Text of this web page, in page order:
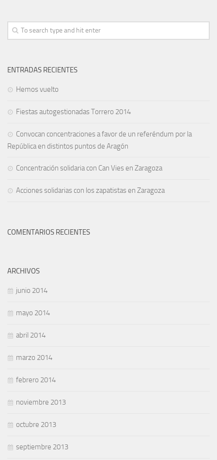
ENTRADAS RECIENTES
Hemos vuelto
Fiestas autogestionadas Torrero 2014
Convocan concentraciones a favor de un referéndum por la
República en distintos puntos de Aragón
Concentración solidaria con Can Vies en Zaragoza
Acciones solidarias con los zapatistas en Zaragoza
COMENTARIOS RECIENTES
ARCHIVOS
junio 2014
mayo 2014
abril 2014
marzo 2014
febrero 2014
noviembre 2013
octubre 2013
septiembre 2013